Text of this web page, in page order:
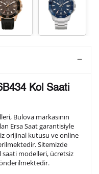
formda belirtmiş
10/ 10
Kol Saati
Bulova markasının
Ersa Saat garantisiyle
orijinal kutusu ve online
Sitemizde
saati modelleri, ücretsiz